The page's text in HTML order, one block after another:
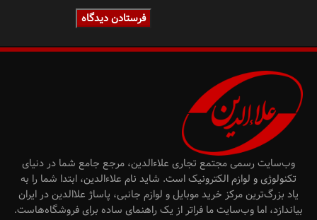
وب‌سایت رسمی مجتمع تجاری علاءالدین، مرجع جامع شما در دنیای
تکنولوژی و لوازم الکترونیک است. شاید نام علاءالدین، ابتدا شما را به
یاد بزرگ‌ترین مرکز خرید موبایل و لوازم جانبی، پاساژ علاالدین در ایران
بیاندازد، اما وب‌سایت ما فراتر از یک راهنمای ساده برای فروشگاه‌هاست.